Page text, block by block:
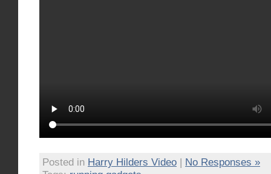
Posted in Harry Hilders Video | No Responses »